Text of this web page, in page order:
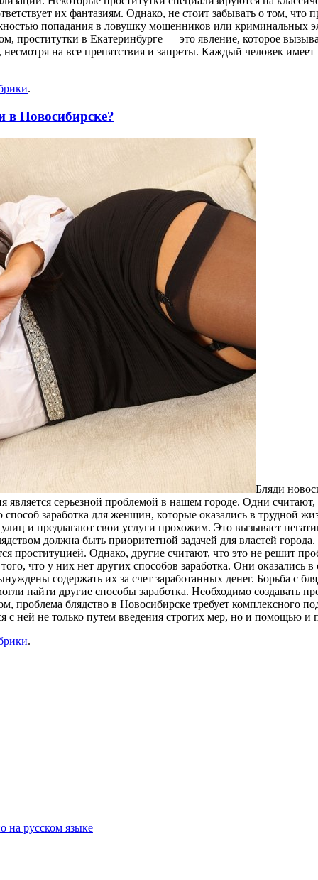
их фантазиям. Однако, не стоит забывать о том,
попадания в ловушку мошенников или
проститутки в Екатеринбурге — это явление, которое
на все препятствия и запреты. Каждый человек
.
в Новосибирске?
Бляди
серьезной проблемой в нашем городе. Одни
способ заработка для женщин, которые оказались в трудной
и предлагают свои услуги прохожим. Это вызывает
должна быть приоритетной задачей для властей
проституцией. Однако, другие считают, что это не решит
что у них нет других способов заработка. Они
содержать их за счет заработанных денег. Борьба с
найти другие способы заработка. Необходимо
проблема блядство в Новосибирске требует комплексного
ней не только путем введения строгих мер, но и помощью и
.
на русском языке